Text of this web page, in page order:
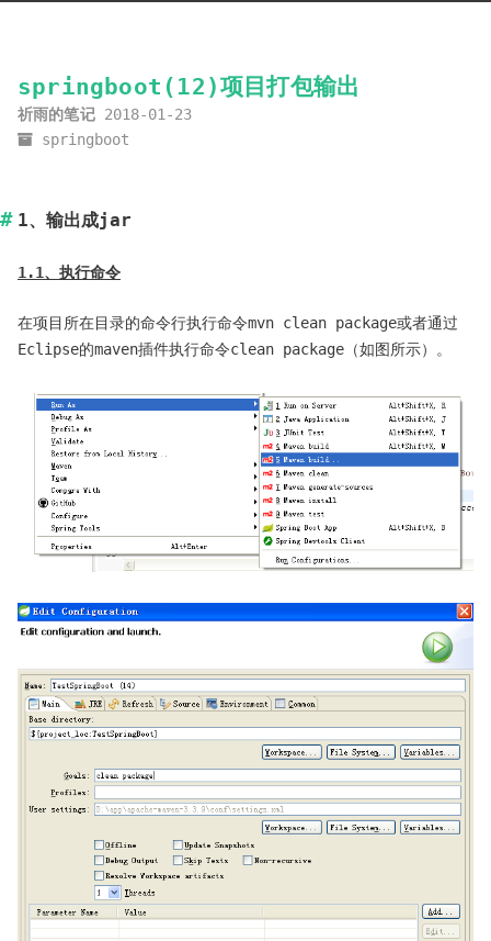
springboot(12)项目打包输出
祈雨的笔记 2018-01-23
springboot
1、输出成jar
1.1、执行命令
在项目所在目录的命令行执行命令mvn clean package或者通过
Eclipse的maven插件执行命令clean package（如图所示）。